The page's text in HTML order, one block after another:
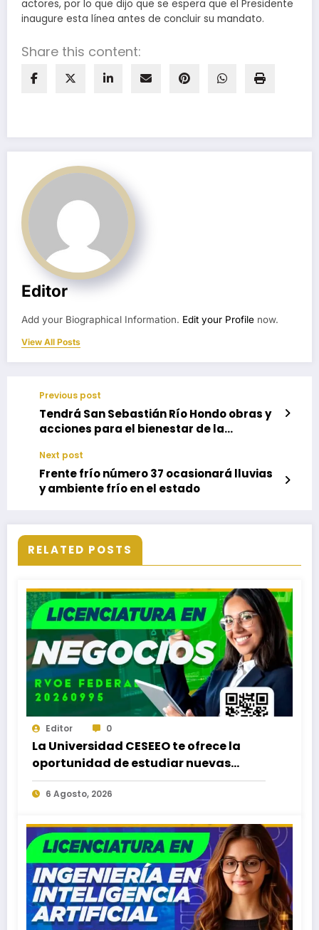
actores, por lo que dijo que se espera que el Presidente
inaugure esta línea antes de concluir su mandato.
Share this content:
Editor
Add your Biographical Information. Edit your Profile now.
View All Posts
Previous post
Tendrá San Sebastián Río Hondo obras y
acciones para el bienestar de la
Next post
Frente frío número 37 ocasionará lluvias
y ambiente frío en el estado
RELATED POSTS
Editor 0
La Universidad CESEEO te ofrece la
oportunidad de estudiar nuevas
Licenciaturas en los Campus Oaxaca,
Puerto Escondido, Ixtepec y en la
6 Agosto, 2026